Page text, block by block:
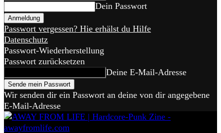
Dein Passwort
Passwort vergessen? Hie erhälst du Hilfe
Datenschutz
Passwort-Wiederherstellung
Passwort zurücksetzen
Deine E-Mail-Adresse
Wir senden dir ein Passwort an deine von dir angegebene
E-Mail-Adresse